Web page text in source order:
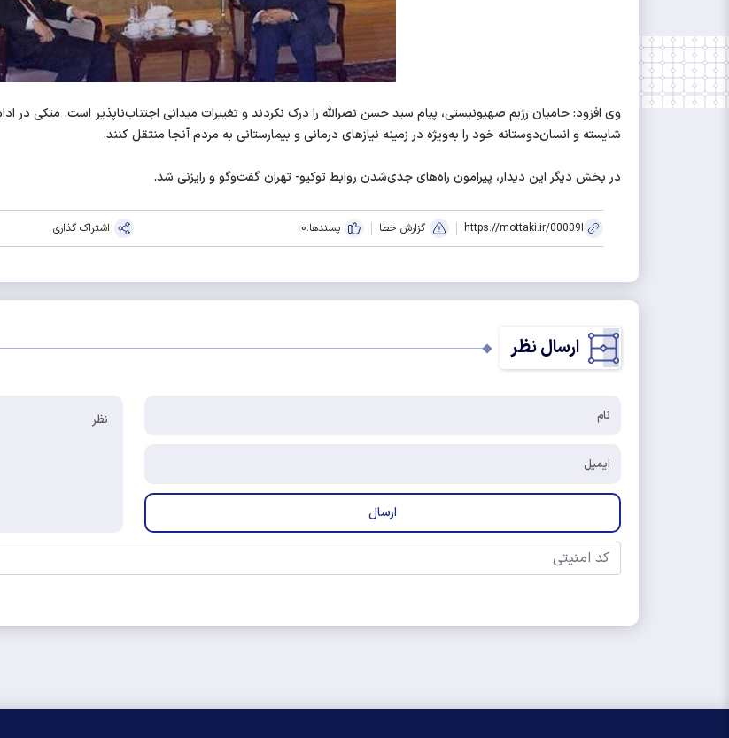
وی افزود: حامیان رژیم صهیونیستی، پیام سید حسن نصرالله را درک نکردند و تغییرات میدانی اجتناب‌ناپذیر است. متکی
شایسته و انسان‌دوستانه خود را به‌ویژه در زمینه نیازهای درمانی و بیمارستانی به مردم آنجا منتقل کنند.
در بخش دیگر این دیدار، پیرامون راه‌های جدی‌شدن روابط توکیو- تهران گفت‌وگو و رایزنی شد.
https://mottaki.ir/00009I گزارش خطا پسندها:0 اشتراک گذاری
ارسال نظر